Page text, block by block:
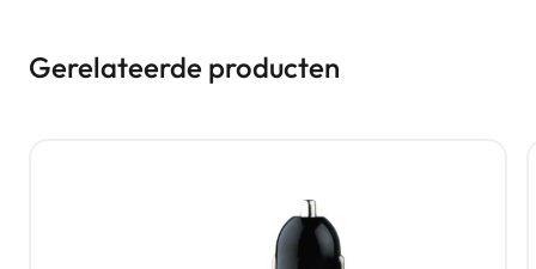
Gerelateerde producten